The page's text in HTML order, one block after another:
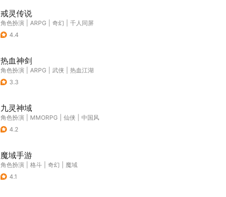
戒灵传说
角色扮演 ARPG 奇幻
千人同屏
4.4
热血神剑
角色扮演 ARPG 武侠
热血江湖
3.3
九灵神域
角色扮演 MMORPG 仙侠
中国风
4.2
魔域手游
角色扮演 格斗 奇幻
魔域
4.1